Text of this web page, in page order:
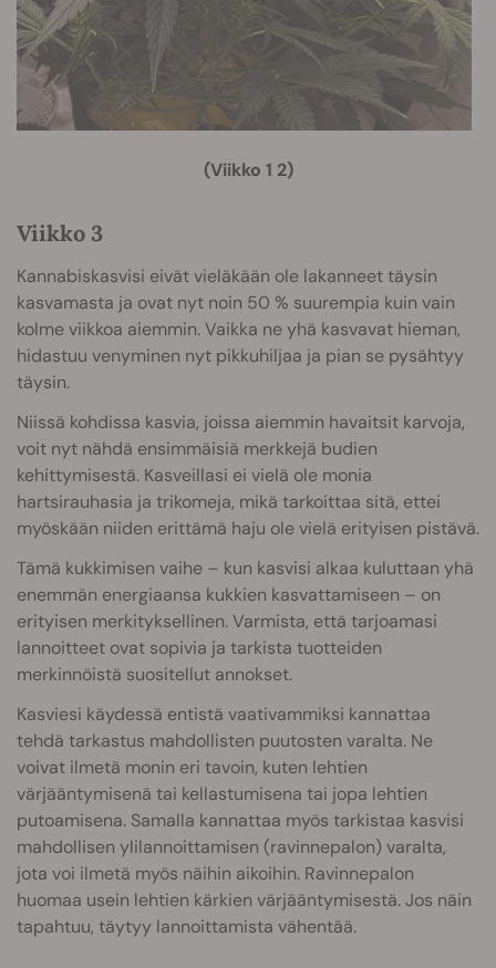
(Viikko 1 2)
Viikko 3
Kannabiskasvisi eivät vieläkään ole lakanneet täysin
kasvamasta ja ovat nyt noin 50 % suurempia kuin vain
kolme viikkoa aiemmin. Vaikka ne yhä kasvavat hieman,
hidastuu venyminen nyt pikkuhiljaa ja pian se pysähtyy
täysin.
Niissä kohdissa kasvia, joissa aiemmin havaitsit karvoja,
voit nyt nähdä ensimmäisiä merkkejä budien
kehittymisestä. Kasveillasi ei vielä ole monia
hartsirauhasia ja trikomeja, mikä tarkoittaa sitä, ettei
myöskään niiden erittämä haju ole vielä erityisen pistävä.
Tämä kukkimisen vaihe – kun kasvisi alkaa kuluttaan yhä
enemmän energiaansa kukkien kasvattamiseen – on
erityisen merkityksellinen. Varmista, että tarjoamasi
lannoitteet ovat sopivia ja tarkista tuotteiden
merkinnöistä suositellut annokset.
Kasviesi käydessä entistä vaativammiksi kannattaa
tehdä tarkastus mahdollisten puutosten varalta. Ne
voivat ilmetä monin eri tavoin, kuten lehtien
värjääntymisenä tai kellastumisena tai jopa lehtien
putoamisena. Samalla kannattaa myös tarkistaa kasvisi
mahdollisen ylilannoittamisen (ravinnepalon) varalta,
jota voi ilmetä myös näihin aikoihin. Ravinnepalon
huomaa usein lehtien kärkien värjääntymisestä. Jos näin
tapahtuu, täytyy lannoittamista vähentää.